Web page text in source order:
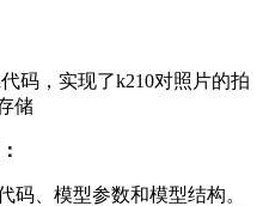
码、模型参数和模型结构。